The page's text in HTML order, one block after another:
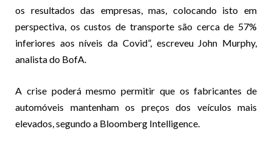
os resultados das empresas, mas, colocando isto em
perspectiva, os custos de transporte são cerca de 57%
inferiores aos níveis da Covid”, escreveu John Murphy,
analista do BofA.
A crise poderá mesmo permitir que os fabricantes de
automóveis mantenham os preços dos veículos mais
elevados, segundo a Bloomberg Intelligence.